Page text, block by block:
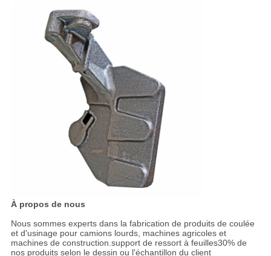
À propos de nous
Nous sommes experts dans la fabrication de produits de coulée
et d'usinage pour camions lourds, machines agricoles et
machines de construction.support de ressort à feuilles30% de
nos produits selon le dessin ou l'échantillon du client